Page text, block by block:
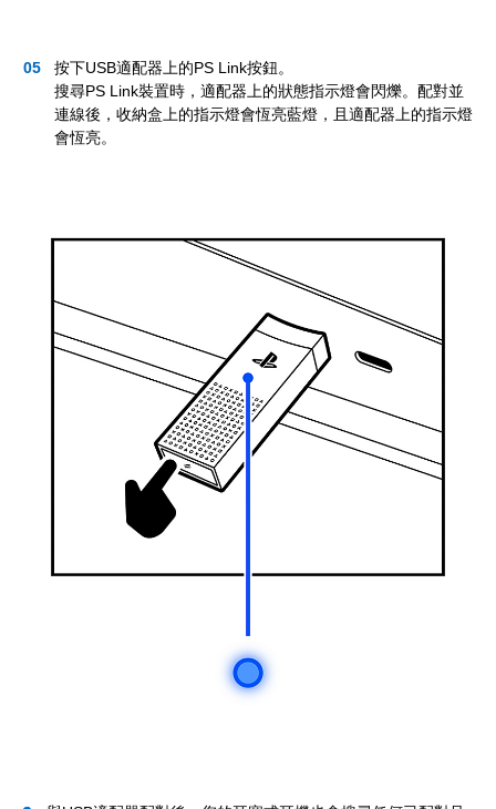
按下USB適配器上的PS Link按鈕。
搜尋PS Link裝置時，適配器上的狀態指示燈會閃爍。配對並
連線後，收納盒上的指示燈會恆亮藍燈，且適配器上的指示燈
會恆亮。